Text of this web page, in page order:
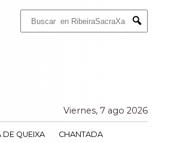
Submit
Viernes, 7 ago 2026
DE QUEIXA
CHANTADA